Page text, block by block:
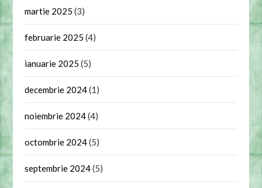
martie 2025 (3)
februarie 2025 (4)
ianuarie 2025 (5)
decembrie 2024(1)
noiembrie 2024(4)
octombrie 2024(5)
septembrie 2024(5)